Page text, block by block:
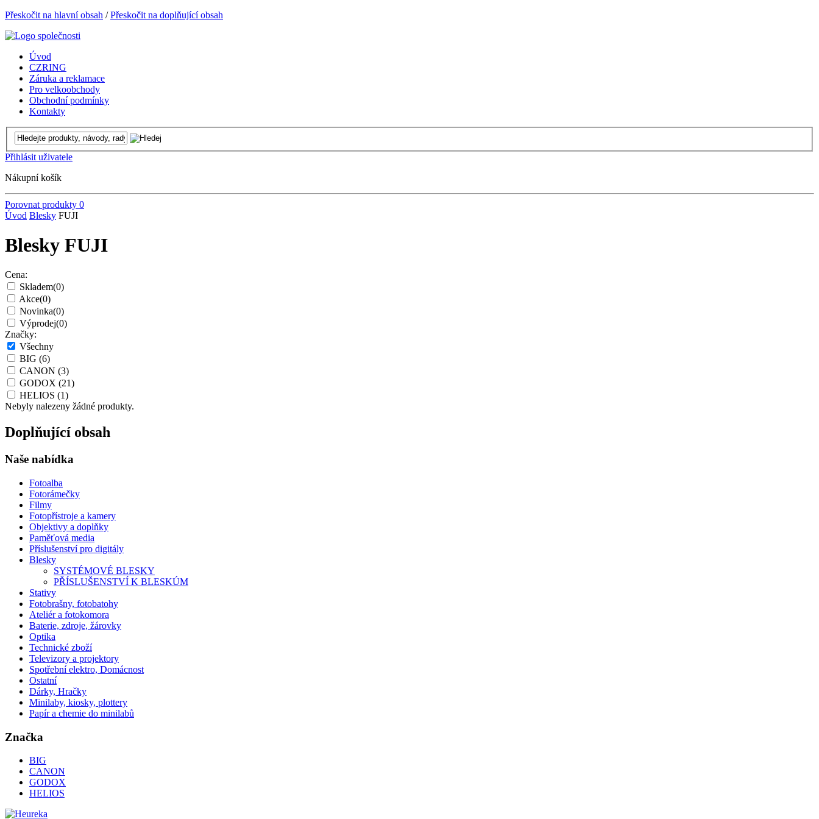
Přeskočit na hlavní obsah /Přeskočit na doplňující obsah
Úvod
CZRING
Záruka a reklamace
Pro velkoobchody
Obchodní podmínky
Kontakty
Přihlásit uživatele
Nákupní košík
Porovnat produkty 0
Úvod Blesky FUJI
Blesky FUJI
Cena:
Skladem(0)
Akce(0)
Novinka(0)
Výprodej(0)
Značky:
Všechny
BIG (6)
CANON (3)
GODOX (21)
HELIOS (1)
Nebyly nalezeny žádné produkty.
Doplňující obsah
Naše nabídka
Fotoalba
Fotorámečky
Filmy
Fotopřístroje a kamery
Objektivy a doplňky
Paměťová media
Příslušenství pro digitály
Blesky
SYSTÉMOVÉ BLESKY
PŘÍSLUŠENSTVÍ K BLESKÚM
Stativy
Fotobrašny, fotobatohy
Ateliér a fotokomora
Baterie, zdroje, žárovky
Optika
Technické zboží
Televizory a projektory
Spotřební elektro, Domácnost
Ostatní
Dárky, Hračky
Minilaby, kiosky, plottery
Papír a chemie do minilabů
Značka
BIG
CANON
GODOX
HELIOS